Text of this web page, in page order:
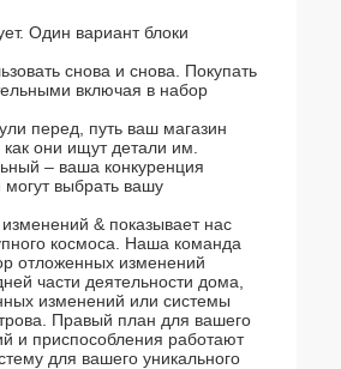
Один вариант блоки
снова и снова. Покупать
включая в набор
перед, путь ваш магазин
они ищут детали им.
– ваша конкуренция
могут выбрать вашу
& показывает нас
космоса. Наша команда
отложенных изменений
части деятельности дома,
изменений или системы
Правый план для вашего
и приспособления работают
для вашего уникального